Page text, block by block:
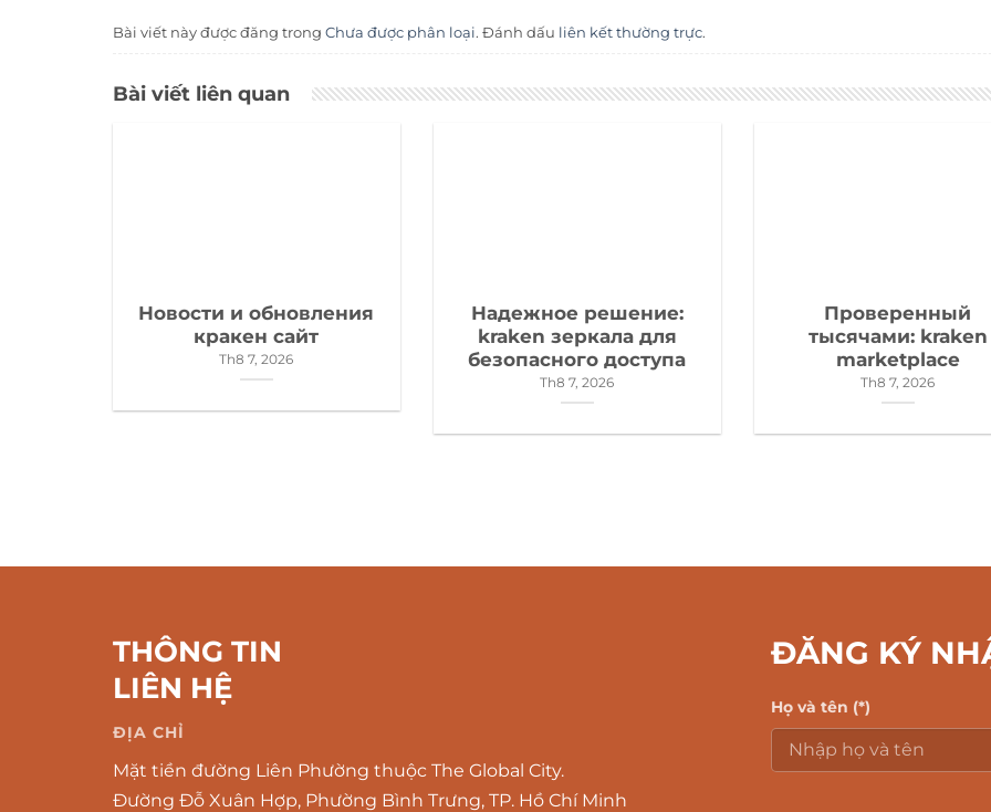
Bài viết này được đăng trong Chưa được phân loại. Đánh dấu liên kết thường trực.
Bài viết liên quan
Новости и обновления
кракен сайт
Th8 7, 2026
Надежное решение:
kraken зеркала для
безопасного доступа
Th8 7, 2026
Проверенный
тысячами: kraken
marketplace
Th8 7, 2026
THÔNG TIN
LIÊN HỆ
ĐỊA CHỈ
Mặt tiền đường Liên Phường thuộc The Global City.
Đường Đỗ Xuân Hợp, Phường Bình Trưng, TP. Hồ Chí Minh
ĐĂNG KÝ
Họ và tên (*)